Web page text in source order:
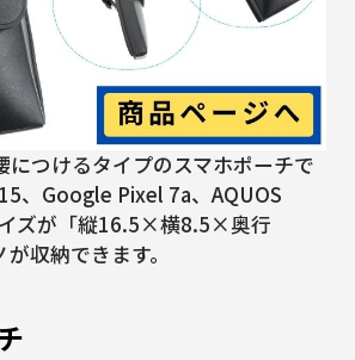
につけるタイプのスマホポーチで
、Google Pixel 7a、AQUOS
ズが「縦16.5×横8.5×奥行
収納できます。